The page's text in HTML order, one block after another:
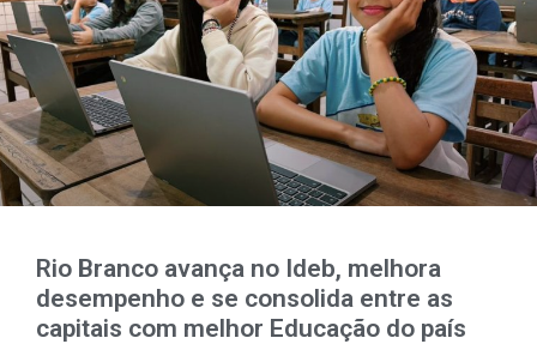
Rio Branco avança no Ideb, melhora
desempenho e se consolida entre as
capitais com melhor Educação do país